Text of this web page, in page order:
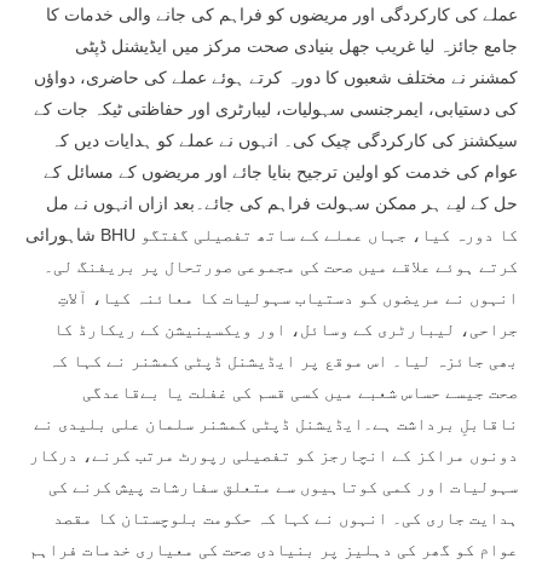
عملے کی کارکردگی اور مریضوں کو فراہم کی جانے والی خدمات کا
جامع جائزہ لیا غریب جھل بنیادی صحت مرکز میں ایڈیشنل ڈپٹی
کمشنر نے مختلف شعبوں کا دورہ کرتے ہوئے عملے کی حاضری، دواؤں
کی دستیابی، ایمرجنسی سہولیات، لیبارٹری اور حفاظتی ٹیکہ جات کے
سیکشنز کی کارکردگی چیک کی۔ انہوں نے عملے کو ہدایات دیں کہ
عوام کی خدمت کو اولین ترجیح بنایا جائے اور مریضوں کے مسائل کے
حل کے لیے ہر ممکن سہولت فراہم کی جائے۔بعد ازاں انہوں نے مل
شاہورائی BHU کا دورہ کیا، جہاں عملے کے ساتھ تفصیلی گفتگو
کرتے ہوئے علاقے میں صحت کی مجموعی صورتحال پر بریفنگ لی۔
انہوں نے مریضوں کو دستیاب سہولیات کا معائنہ کیا، آلاتِ
جراحی، لیبارٹری کے وسائل، اور ویکسینیشن کے ریکارڈ کا
بھی جائزہ لیا۔ اس موقع پر ایڈیشنل ڈپٹی کمشنر نے کہا کہ
صحت جیسے حساس شعبے میں کسی قسم کی غفلت یا بےقاعدگی
ناقابلِ برداشت ہے۔ایڈیشنل ڈپٹی کمشنر سلمان علی بلیدی نے
دونوں مراکز کے انچارجز کو تفصیلی رپورٹ مرتب کرنے، درکار
سہولیات اور کمی کوتاہیوں سے متعلق سفارشات پیش کرنے کی
ہدایت جاری کی۔ انہوں نے کہا کہ حکومت بلوچستان کا مقصد
عوام کو گھر کی دہلیز پر بنیادی صحت کی معیاری خدمات فراہم